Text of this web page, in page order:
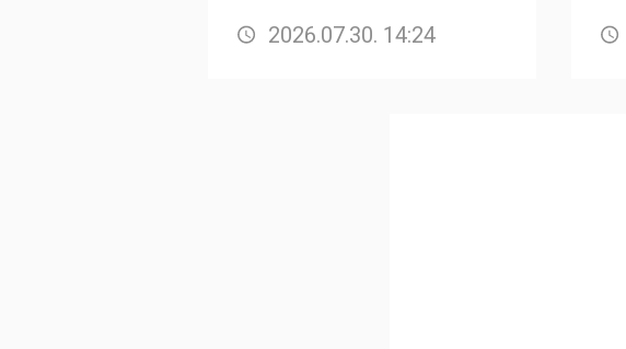
2026.07.30. 14:24